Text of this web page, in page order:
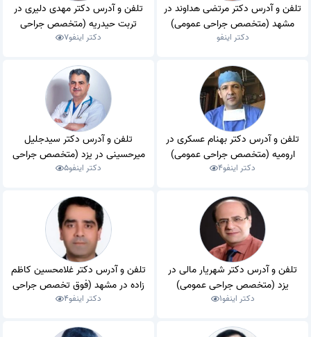
تلفن و آدرس دکتر مرتضی هداوند در
مشهد (متخصص جراحی عمومی)
دکتر اینفو
تلفن و آدرس دکتر مهدی دلیری در
تربت حیدریه (متخصص جراحی
عمومی)
دکتر اینفو7
تلفن و آدرس دکتر بهنام عسکری در
ارومیه (متخصص جراحی عمومی)
دکتر اینفو4
تلفن و آدرس دکتر سیدجلیل
میرحسینی در یزد (متخصص جراحی
عمومی)
دکتر اینفو5
تلفن و آدرس دکتر شهریار مالی در
یزد (متخصص جراحی عمومی)
دکتر اینفو1
تلفن و آدرس دکتر غلامحسین کاظم
زاده در مشهد (فوق تخصص جراحی
قلب و عروق)
دکتر اینفو4